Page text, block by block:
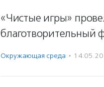
«Чистые игры»
благотворительный
Окружающая среда ·